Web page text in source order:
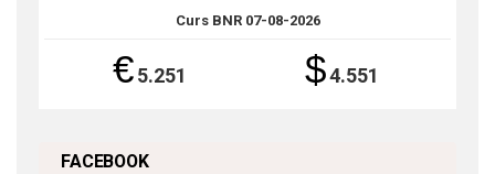
Curs BNR 07-08-2026
€5.251 $4.551
FACEBOOK